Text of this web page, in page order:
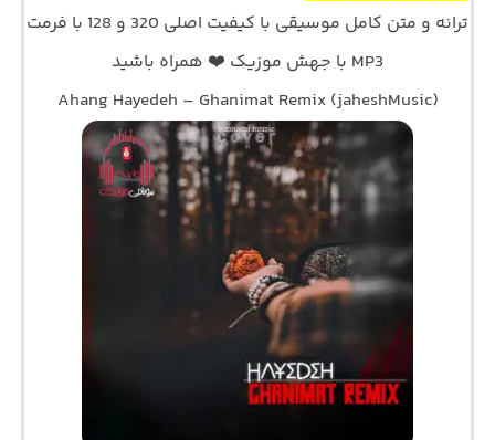
ترانه و متن کامل موسیقی با کیفیت اصلی 320 و 128 با فرمت
MP3 با جهش موزیک ❤️ همراه باشید
Ahang Hayedeh – Ghanimat Remix (jaheshMusic)